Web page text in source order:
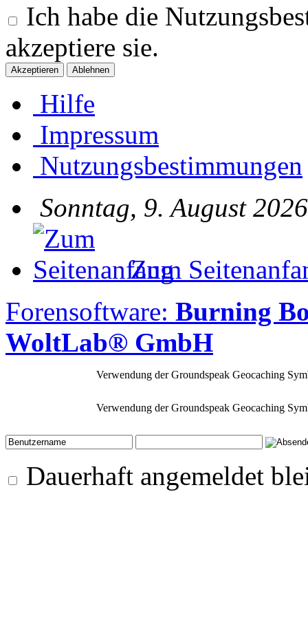
Ich habe die
akzeptiere sie.
Hilfe
Impressum
Nutzungsbestimmungen
Sonntag, 9. August
Zum
Forensoftware: Burning
WoltLab® GmbH
Verwendung der Groundspeak Geocaching
Verwendung der Groundspeak Geocaching
Dauerhaft angemeldet